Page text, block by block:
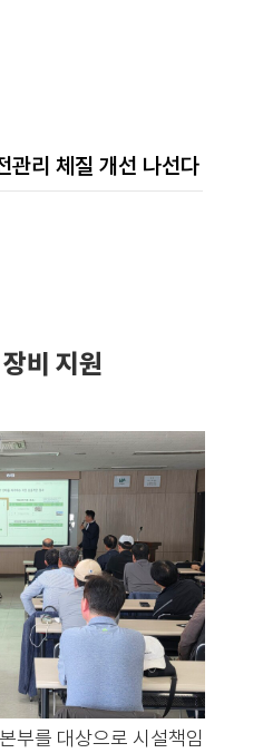
관리 체질 개선 나선다
비 지원
부를 대상으로 시설책임